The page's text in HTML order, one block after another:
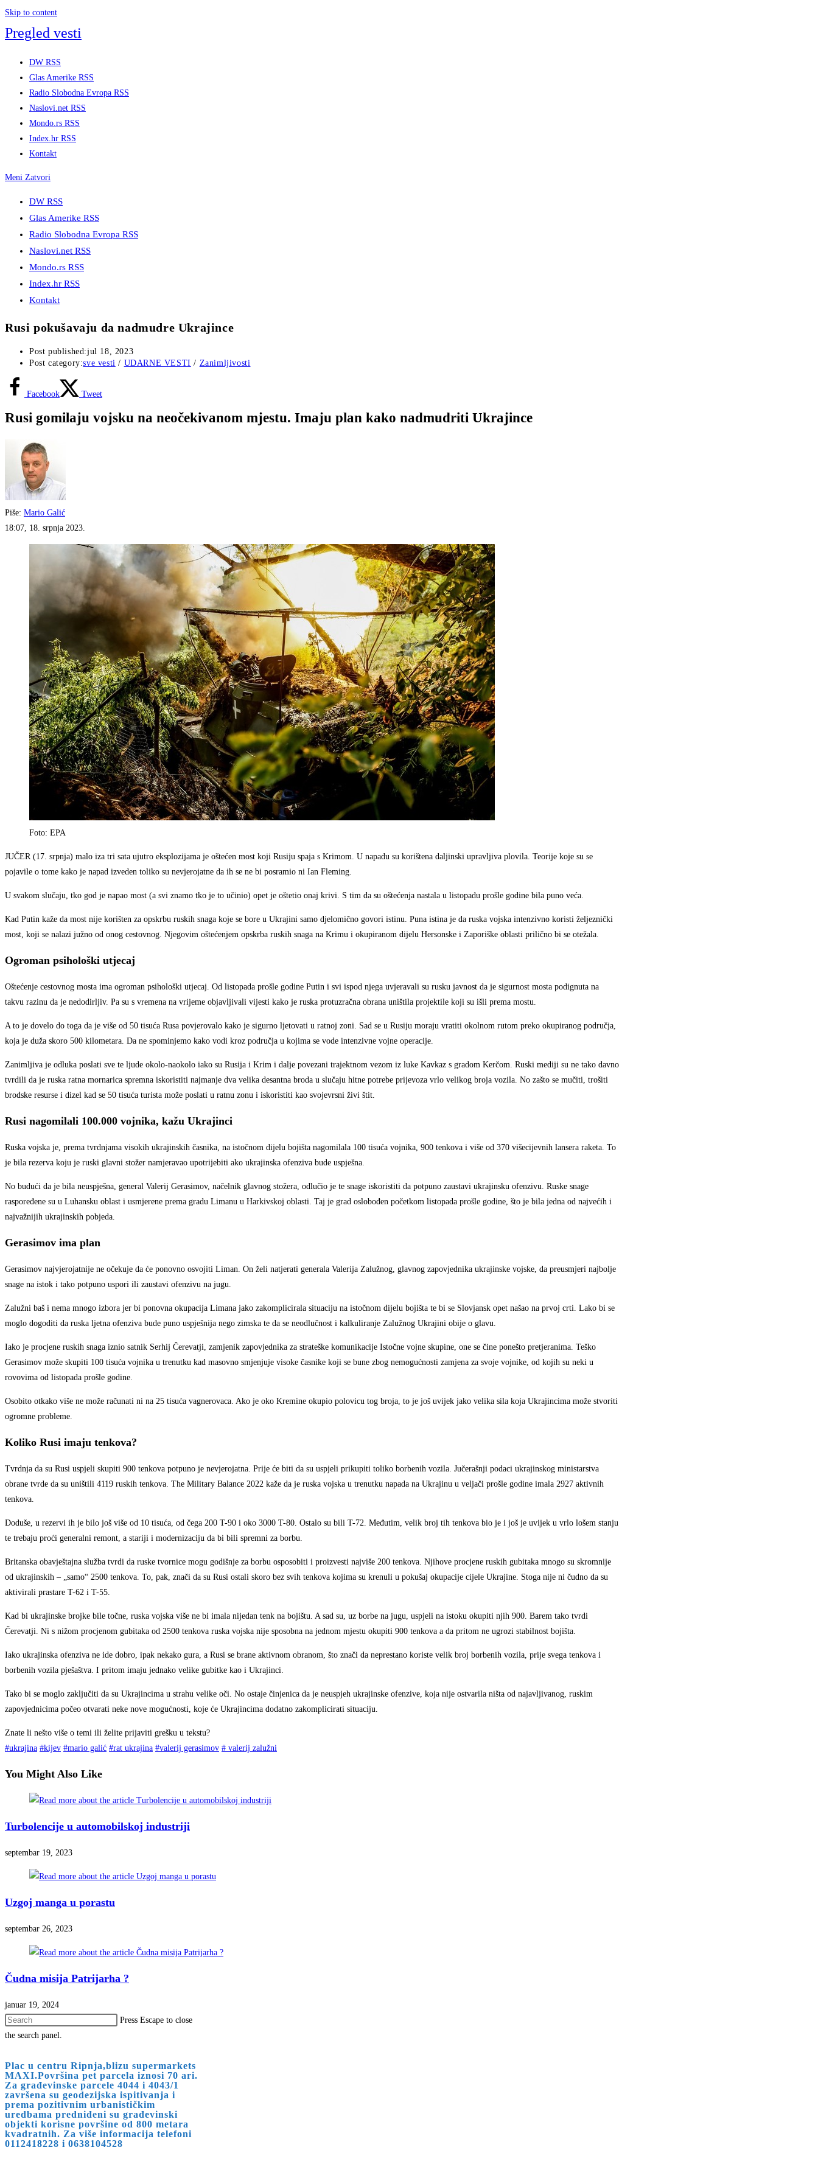
Skip to content
Pregled vesti
DW RSS
Glas Amerike RSS
Radio Slobodna Evropa RSS
Naslovi.net RSS
Mondo.rs RSS
Index.hr RSS
Kontakt
Meni Zatvori
DW RSS
Glas Amerike RSS
Radio Slobodna Evropa RSS
Naslovi.net RSS
Mondo.rs RSS
Index.hr RSS
Kontakt
Rusi pokušavaju da nadmudre Ukrajince
Post published:jul 18, 2023
Post category:sve vesti / UDARNE VESTI / Zanimljivosti
Facebook Tweet
Rusi gomilaju vojsku na neočekivanom mjestu. Imaju plan kako nadmudriti Ukrajince
Piše: Mario Galić
18:07, 18. srpnja 2023.
Foto: EPA
JUČER (17. srpnja) malo iza tri sata ujutro eksplozijama je oštećen most koji Rusiju spaja s Krimom. U napadu su korištena daljinski upravljiva plovila. Teorije koje su se
pojavile o tome kako je napad izveden toliko su nevjerojatne da ih se ne bi posramio ni Ian Fleming.
U svakom slučaju, tko god je napao most (a svi znamo tko je to učinio) opet je oštetio onaj krivi. S tim da su oštećenja nastala u listopadu prošle godine bila puno veća.
Kad Putin kaže da most nije korišten za opskrbu ruskih snaga koje se bore u Ukrajini samo djelomično govori istinu. Puna istina je da ruska vojska intenzivno koristi željeznički
most, koji se nalazi južno od onog cestovnog. Njegovim oštećenjem opskrba ruskih snaga na Krimu i okupiranom dijelu Hersonske i Zaporiške oblasti prilično bi se otežala.
Ogroman psihološki utjecaj
Oštećenje cestovnog mosta ima ogroman psihološki utjecaj. Od listopada prošle godine Putin i svi ispod njega uvjeravali su rusku javnost da je sigurnost mosta podignuta na
takvu razinu da je nedodirljiv. Pa su s vremena na vrijeme objavljivali vijesti kako je ruska protuzračna obrana uništila projektile koji su išli prema mostu.
A to je dovelo do toga da je više od 50 tisuća Rusa povjerovalo kako je sigurno ljetovati u ratnoj zoni. Sad se u Rusiju moraju vratiti okolnom rutom preko okupiranog područja,
koja je duža skoro 500 kilometara. Da ne spominjemo kako vodi kroz područja u kojima se vode intenzivne vojne operacije.
Zanimljiva je odluka poslati sve te ljude okolo-naokolo iako su Rusija i Krim i dalje povezani trajektnom vezom iz luke Kavkaz s gradom Kerčom. Ruski mediji su ne tako davno
tvrdili da je ruska ratna mornarica spremna iskoristiti najmanje dva velika desantna broda u slučaju hitne potrebe prijevoza vrlo velikog broja vozila. No zašto se mučiti, trošiti
brodske resurse i dizel kad se 50 tisuća turista može poslati u ratnu zonu i iskoristiti kao svojevrsni živi štit.
Rusi nagomilali 100.000 vojnika, kažu Ukrajinci
Ruska vojska je, prema tvrdnjama visokih ukrajinskih časnika, na istočnom dijelu bojišta nagomilala 100 tisuća vojnika, 900 tenkova i više od 370 višecijevnih lansera raketa. To
je bila rezerva koju je ruski glavni stožer namjeravao upotrijebiti ako ukrajinska ofenziva bude uspješna.
No budući da je bila neuspješna, general Valerij Gerasimov, načelnik glavnog stožera, odlučio je te snage iskoristiti da potpuno zaustavi ukrajinsku ofenzivu. Ruske snage
raspoređene su u Luhansku oblast i usmjerene prema gradu Limanu u Harkivskoj oblasti. Taj je grad oslobođen početkom listopada prošle godine, što je bila jedna od najvećih i
najvažnijih ukrajinskih pobjeda.
Gerasimov ima plan
Gerasimov najvjerojatnije ne očekuje da će ponovno osvojiti Liman. On želi natjerati generala Valerija Zalužnog, glavnog zapovjednika ukrajinske vojske, da preusmjeri najbolje
snage na istok i tako potpuno uspori ili zaustavi ofenzivu na jugu.
Zalužni baš i nema mnogo izbora jer bi ponovna okupacija Limana jako zakomplicirala situaciju na istočnom dijelu bojišta te bi se Slovjansk opet našao na prvoj crti. Lako bi se
moglo dogoditi da ruska ljetna ofenziva bude puno uspješnija nego zimska te da se neodlučnost i kalkuliranje Zalužnog Ukrajini obije o glavu.
Iako je procjene ruskih snaga iznio satnik Serhij Čerevatji, zamjenik zapovjednika za strateške komunikacije Istočne vojne skupine, one se čine ponešto pretjeranima. Teško
Gerasimov može skupiti 100 tisuća vojnika u trenutku kad masovno smjenjuje visoke časnike koji se bune zbog nemogućnosti zamjena za svoje vojnike, od kojih su neki u
rovovima od listopada prošle godine.
Osobito otkako više ne može računati ni na 25 tisuća vagnerovaca. Ako je oko Kremine okupio polovicu tog broja, to je još uvijek jako velika sila koja Ukrajincima može stvoriti
ogromne probleme.
Koliko Rusi imaju tenkova?
Tvrdnja da su Rusi uspjeli skupiti 900 tenkova potpuno je nevjerojatna. Prije će biti da su uspjeli prikupiti toliko borbenih vozila. Jučerašnji podaci ukrajinskog ministarstva
obrane tvrde da su uništili 4119 ruskih tenkova. The Military Balance 2022 kaže da je ruska vojska u trenutku napada na Ukrajinu u veljači prošle godine imala 2927 aktivnih
tenkova.
Doduše, u rezervi ih je bilo još više od 10 tisuća, od čega 200 T-90 i oko 3000 T-80. Ostalo su bili T-72. Međutim, velik broj tih tenkova bio je i još je uvijek u vrlo lošem stanju
te trebaju proći generalni remont, a stariji i modernizaciju da bi bili spremni za borbu.
Britanska obavještajna služba tvrdi da ruske tvornice mogu godišnje za borbu osposobiti i proizvesti najviše 200 tenkova. Njihove procjene ruskih gubitaka mnogo su skromnije
od ukrajinskih – „samo“ 2500 tenkova. To, pak, znači da su Rusi ostali skoro bez svih tenkova kojima su krenuli u pokušaj okupacije cijele Ukrajine. Stoga nije ni čudno da su
aktivirali prastare T-62 i T-55.
Kad bi ukrajinske brojke bile točne, ruska vojska više ne bi imala nijedan tenk na bojištu. A sad su, uz borbe na jugu, uspjeli na istoku okupiti njih 900. Barem tako tvrdi
Čerevatji. Ni s nižom procjenom gubitaka od 2500 tenkova ruska vojska nije sposobna na jednom mjestu okupiti 900 tenkova a da pritom ne ugrozi stabilnost bojišta.
Iako ukrajinska ofenziva ne ide dobro, ipak nekako gura, a Rusi se brane aktivnom obranom, što znači da neprestano koriste velik broj borbenih vozila, prije svega tenkova i
borbenih vozila pješaštva. I pritom imaju jednako velike gubitke kao i Ukrajinci.
Tako bi se moglo zaključiti da su Ukrajincima u strahu velike oči. No ostaje činjenica da je neuspjeh ukrajinske ofenzive, koja nije ostvarila ništa od najavljivanog, ruskim
zapovjednicima počeo otvarati neke nove mogućnosti, koje će Ukrajincima dodatno zakomplicirati situaciju.
Znate li nešto više o temi ili želite prijaviti grešku u tekstu?
#ukrajina #kijev #mario galić #rat ukrajina #valerij gerasimov # valerij zalužni
You Might Also Like
Turbolencije u automobilskoj industriji
septembar 19, 2023
Uzgoj manga u porastu
septembar 26, 2023
Čudna misija Patrijarha ?
januar 19, 2024
Press Escape to close
the search panel.
Plac u centru Ripnja,blizu supermarkets
MAXI.Površina pet parcela iznosi 70 ari.
Za građevinske parcele 4044 i 4043/1
završena su geodezijska ispitivanja i
prema pozitivnim urbanističkim
uredbama predniđeni su građevinski
objekti korisne površine od 800 metara
kvadratnih. Za više informacija telefoni
0112418228 i 0638104528